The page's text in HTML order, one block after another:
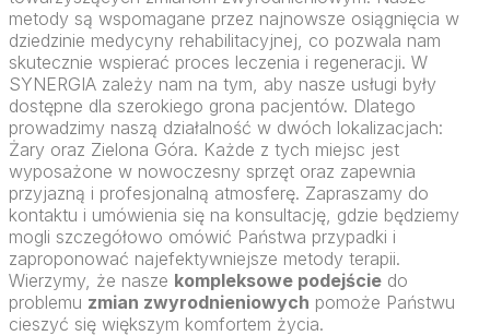
metody są wspomagane przez najnowsze osiągnięcia w
dziedzinie medycyny rehabilitacyjnej, co pozwala nam
skutecznie wspierać proces leczenia i regeneracji. W
SYNERGIA zależy nam na tym, aby nasze usługi były
dostępne dla szerokiego grona pacjentów. Dlatego
prowadzimy naszą działalność w dwóch lokalizacjach:
Żary oraz Zielona Góra. Każde z tych miejsc jest
wyposażone w nowoczesny sprzęt oraz zapewnia
przyjazną i profesjonalną atmosferę. Zapraszamy do
kontaktu i umówienia się na konsultację, gdzie będziemy
mogli szczegółowo omówić Państwa przypadki i
zaproponować najefektywniejsze metody terapii.
Wierzymy, że nasze kompleksowe podejście do
problemu zmian zwyrodnieniowych pomoże Państwu
cieszyć się większym komfortem życia.